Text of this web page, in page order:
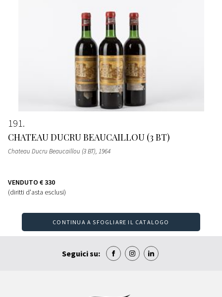
191
CHATEAU DUCRU BEAUCAILLOU (3 BT)
Chateau Ducru Beaucaillou (3 BT), 1964
VENDUTO € 330
(diritti d'asta esclusi)
CONTINUA A SFOGLIARE IL CATALOGO
Seguici su: